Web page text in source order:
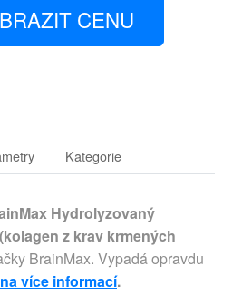
CENU
Kategorie
Hydrolyzovaný
z krav krmených
BrainMax. Vypadá opravdu
více informací.